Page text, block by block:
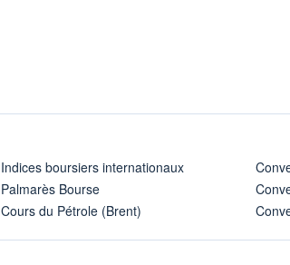
Indices boursiers internationaux
Palmarès Bourse
Cours du Pétrole (Brent)